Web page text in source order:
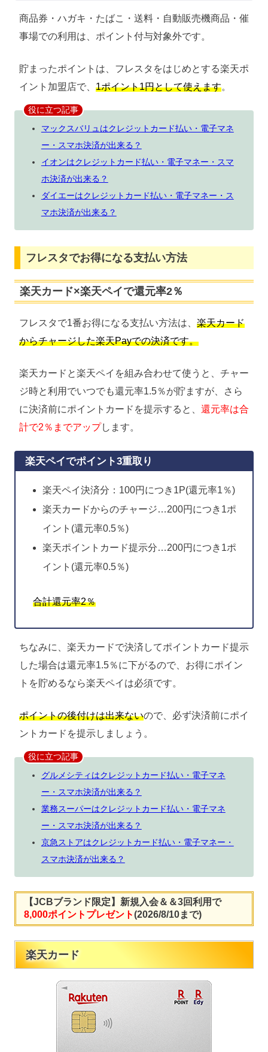
商品券・ハガキ・たばこ・送料・自動販売機商品・催
事場での利用は、ポイント付与対象外です。
貯まったポイントは、フレスタをはじめとする楽天ポ
イント加盟店で、 1ポイント1円として使えます。
役に立つ記事
マックスバリュはクレジットカード払い・電子マネ
ー・スマホ決済が出来る？
イオンはクレジットカード払い・電子マネー・スマ
ホ決済が出来る？
ダイエーはクレジットカード払い・電子マネー・ス
マホ決済が出来る？
フレスタでお得になる支払い方法
楽天カード×楽天ペイで還元率2％
フレスタで1番お得になる支払い方法は、 楽天カード
からチャージした楽天Payでの決済です。
楽天カードと楽天ペイを組み合わせて使うと、チャー
ジ時と利用でいつでも還元率1.5％が貯ますが、さら
に決済前にポイントカードを提示すると、 還元率は合
計で2％までアップします。
楽天ペイでポイント3重取り
楽天ペイ決済分：100円につき1P(還元率1％)
楽天カードからのチャージ…200円につき1ポ
イント(還元率0.5％)
楽天ポイントカード提示分…200円につき1ポ
イント(還元率0.5％)
合計還元率2％
ちなみに、楽天カードで決済してポイントカード提示
した場合は還元率1.5％に下がるので、お得にポイン
トを貯めるなら楽天ペイは必須です。
ポイントの後付けは出来ないので、必ず決済前にポイ
ントカードを提示しましょう。
役に立つ記事
グルメシティはクレジットカード払い・電子マネ
ー・スマホ決済が出来る？
業務スーパーはクレジットカード払い・電子マネ
ー・スマホ決済が出来る？
京急ストアはクレジットカード払い・電子マネー・
スマホ決済が出来る？
【JCBブランド限定】新規入会＆＆3回利用で
8,000ポイントプレゼント(2026/8/10まで)
楽天カード